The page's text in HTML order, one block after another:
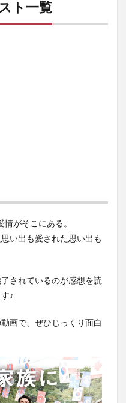
ト一覧
情がそこにある。
い出も愛された思い出も
されているのが感想を読
♪
画で、ぜひじっくり面白